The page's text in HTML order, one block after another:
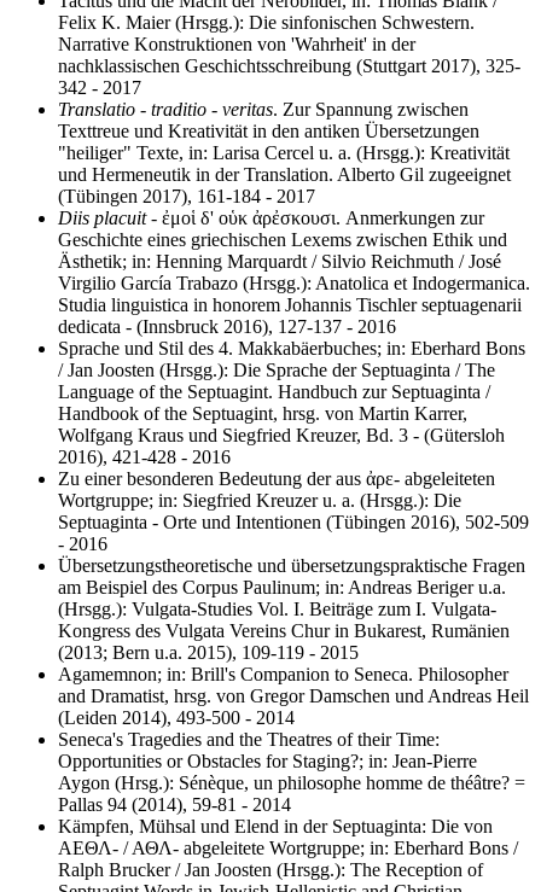
Felix K. Maier (Hrsgg.): Die sinfonischen Schwestern.
Narrative Konstruktionen von 'Wahrheit' in der
nachklassischen Geschichtsschreibung (Stuttgart 2017), 325-
342 - 2017
Translatio - traditio - veritas. Zur Spannung zwischen
Texttreue und Kreativität in den antiken Übersetzungen
"heiliger" Texte, in: Larisa Cercel u. a. (Hrsgg.): Kreativität
und Hermeneutik in der Translation. Alberto Gil zugeeignet
(Tübingen 2017), 161-184 - 2017
Diis placuit- ἐμοἱ δ' οὑκ ἀρἐσκουσι. Anmerkungen zur
Geschichte eines griechischen Lexems zwischen Ethik und
Ästhetik; in: Henning Marquardt / Silvio Reichmuth / José
Virgilio García Trabazo (Hrsgg.): Anatolica et Indogermanica.
Studia linguistica in honorem Johannis Tischler septuagenarii
dedicata - (Innsbruck 2016), 127-137 - 2016
Sprache und Stil des 4. Makkabäerbuches; in: Eberhard Bons
/ Jan Joosten (Hrsgg.): Die Sprache der Septuaginta / The
Language of the Septuagint. Handbuch zur Septuaginta /
Handbook of the Septuagint, hrsg. von Martin Karrer,
Wolfgang Kraus und Siegfried Kreuzer, Bd. 3 - (Gütersloh
2016), 421-428 - 2016
Zu einer besonderen Bedeutung der aus ἀρε- abgeleiteten
Wortgruppe; in: Siegfried Kreuzer u. a. (Hrsgg.): Die
Septuaginta - Orte und Intentionen (Tübingen 2016), 502-509
- 2016
Übersetzungstheoretische und übersetzungspraktische Fragen
am Beispiel des Corpus Paulinum; in: Andreas Beriger u.a.
(Hrsgg.): Vulgata-Studies Vol. I. Beiträge zum I. Vulgata-
Kongress des Vulgata Vereins Chur in Bukarest, Rumänien
(2013; Bern u.a. 2015), 109-119 - 2015
Agamemnon; in: Brill's Companion to Seneca. Philosopher
and Dramatist, hrsg. von Gregor Damschen und Andreas Heil
(Leiden 2014), 493-500 - 2014
Seneca's Tragedies and the Theatres of their Time:
Opportunities or Obstacles for Staging?; in: Jean-Pierre
Aygon (Hrsg.): Sénèque, un philosophe homme de théâtre? =
Pallas 94 (2014), 59-81 - 2014
Kämpfen, Mühsal und Elend in der Septuaginta: Die von
ΑΕΘΛ- / ΑΘΛ- abgeleitete Wortgruppe; in: Eberhard Bons /
Ralph Brucker / Jan Joosten (Hrsgg.): The Reception of